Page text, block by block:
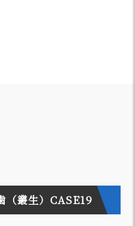
（叢生）CASE19